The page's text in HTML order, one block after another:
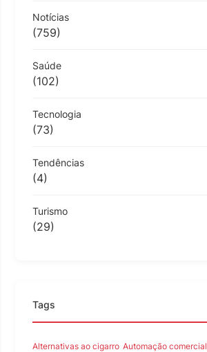
Notícias
(759)
Saúde
(102)
Tecnologia
(73)
Tendências
(4)
Turismo
(29)
Tags
Alternativas ao cigarro Automação comercial